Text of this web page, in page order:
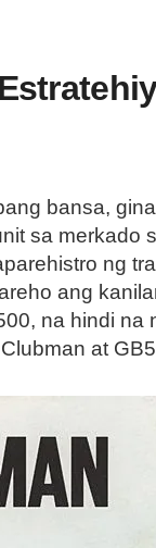
bansa,
sa merkado
ng
ang
na hindi
at